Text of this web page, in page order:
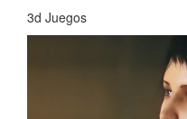
3d Juegos